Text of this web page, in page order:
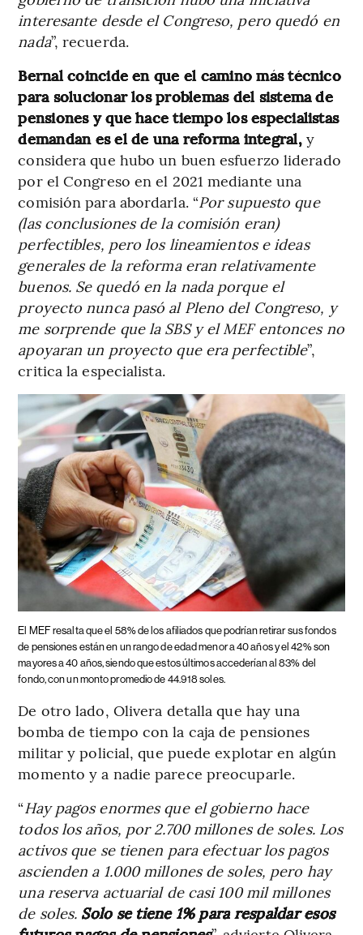
interesante desde el Congreso, pero quedó en
nada”, recuerda.
Bernal coincide en que el camino más técnico
para solucionar los problemas del sistema de
pensiones y que hace tiempo los especialistas
demandan es el de una reforma integral,y
considera que hubo un buen esfuerzo liderado
por el Congreso en el 2021 mediante una
comisión para abordarla. “Por supuesto que
(las conclusiones de la comisión eran)
perfectibles, pero los lineamientos e ideas
generales de la reforma eran relativamente
buenos. Se quedó en la nada porque el
proyecto nunca pasó al Pleno del Congreso, y
me sorprende que la SBS y el MEF entonces no
apoyaran un proyecto que era perfectible”,
critica la especialista.
El MEF resalta que el 58% de los afiliados que podrían retirar sus fondos
de pensiones están en un rango de edad menor a 40 años y el 42% son
mayores a 40 años, siendo que estos últimos accederían al 83% del
fondo, con un monto promedio de 44.918 soles.
De otro lado, Olivera detalla que hay una
bomba de tiempo con la caja de pensiones
militar y policial, que puede explotar en algún
momento y a nadie parece preocuparle.
“Hay pagos enormes que el gobierno hace
todos los años, por 2.700 millones de soles. Los
activos que se tienen para efectuar los pagos
ascienden a 1.000 millones de soles, pero hay
una reserva actuarial de casi 100 mil millones
de soles. Solo se tiene 1% para respaldar esos